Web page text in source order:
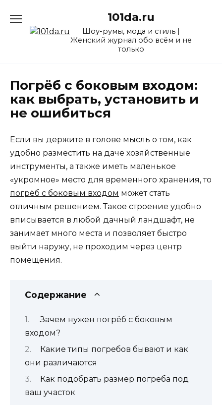
содержанию
101da.ru
Шоу-румы, мода и стиль |
Женский журнал обо всём и не
только
Погрёб с боковым входом:
как выбрать, установить и
не ошибиться
Если вы держите в голове мысль о том, как
удобно разместить на даче хозяйственные
инструменты, а также иметь маленькое
«укромное» место для временного хранения, то
погрёб с боковым входом может стать
отличным решением. Такое строение удобно
вписывается в любой дачный ландшафт, не
занимает много места и позволяет быстро
выйти наружу, не проходим через центр
помещения.
Содержание
Зачем нужен погрёб с боковым
входом?
Какие типы погребов бывают и как
они различаются
Как подобрать размер погреба под
ваш участок